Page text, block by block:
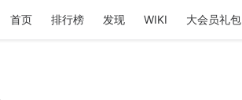
首页 排行榜 发现 WIKI 大会员礼包